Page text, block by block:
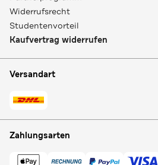
Widerrufsrecht
Studentenvorteil
Kaufvertrag widerrufen
Versandart
Zahlungsarten